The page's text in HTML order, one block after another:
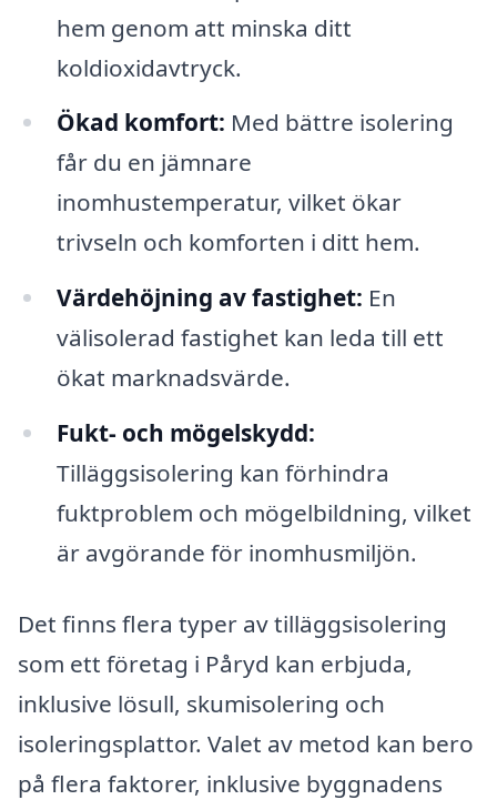
hem genom att minska ditt
koldioxidavtryck.
Ökad komfort: Med bättre isolering
får du en jämnare
inomhustemperatur, vilket ökar
trivseln och komforten i ditt hem.
Värdehöjning av fastighet: En
välisolerad fastighet kan leda till ett
ökat marknadsvärde.
Fukt- och mögelskydd:
Tilläggsisolering kan förhindra
fuktproblem och mögelbildning, vilket
är avgörande för inomhusmiljön.
Det finns flera typer av tilläggsisolering
som ett företag i Påryd kan erbjuda,
inklusive lösull, skumisolering och
isoleringsplattor. Valet av metod kan bero
på flera faktorer, inklusive byggnadens